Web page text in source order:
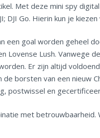
Met deze mini spy
DJI Go. Hierin kun je
een goal worden geheel
Lovense Lush. Vanwege
Er zijn altijd
borsten van een nieuw
postwissel en
met